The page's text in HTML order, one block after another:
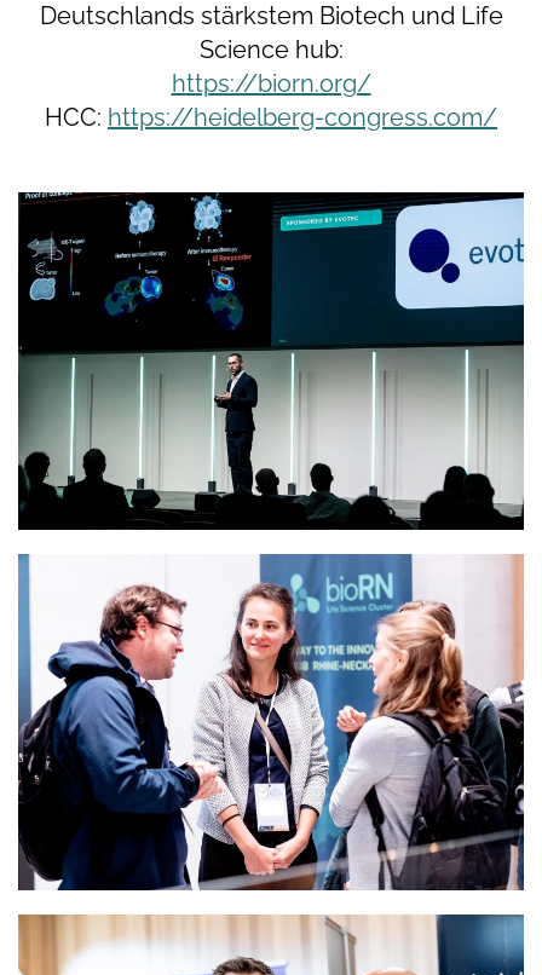
Deutschlands stärkstem Biotech und Life
Science hub:
https://biorn.org/
HCC: https://heidelberg-congress.com/